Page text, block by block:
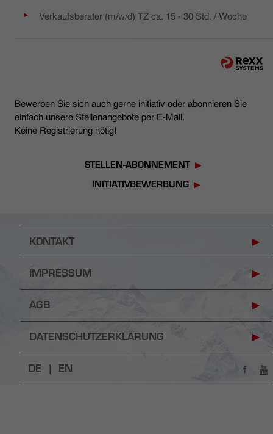
Verkaufsberater (m/w/d) TZ ca. 15 - 30 Std. / Woche
Bewerben Sie sich auch gerne initiativ oder abonnieren Sie
einfach unsere Stellenangebote per E-Mail.
Keine Registrierung nötig!
STELLEN-ABONNEMENT
INITIATIVBEWERBUNG
KONTAKT
IMPRESSUM
AGB
DATENSCHUTZERKLÄRUNG
DE | EN